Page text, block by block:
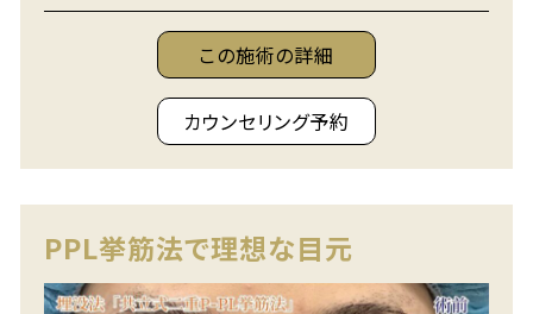
この施術の詳細
カウンセリング予約
PPL挙筋法で理想な目元